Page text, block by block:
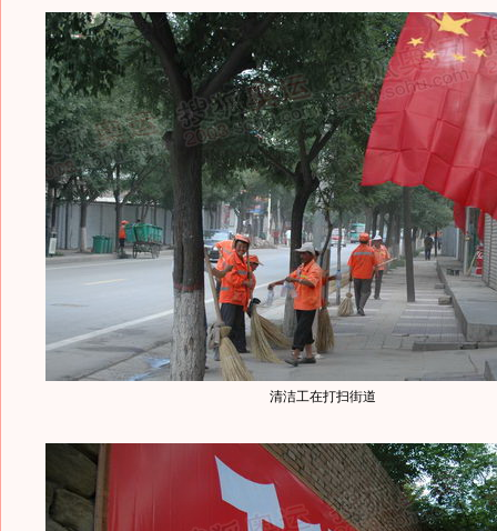
清洁工在打扫街道